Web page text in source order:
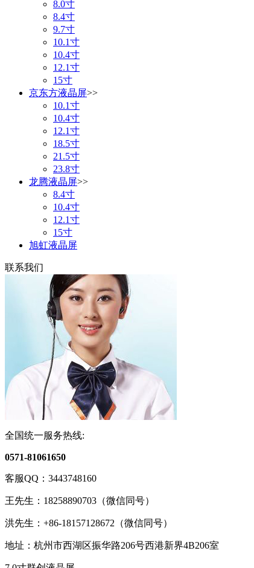
8.0寸
8.4寸
9.7寸
10.1寸
10.4寸
12.1寸
15寸
京东方液晶屏>>
10.1寸
10.4寸
12.1寸
18.5寸
21.5寸
23.8寸
龙腾液晶屏>>
8.4寸
10.4寸
12.1寸
15寸
旭虹液晶屏
联系我们
全国统一服务热线:
0571-81061650
客服QQ： 3443748160
王先生： 18258890703（微信同号）
洪先生： +86-18157128672（微信同号）
地址： 杭州市西湖区振华路206号西港新界4B206室